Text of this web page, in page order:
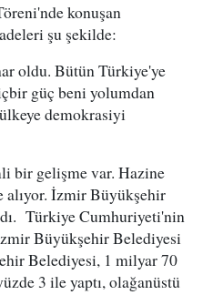
konuşan
şu şekilde:
oldu. Bütün Türkiye'ye
güç beni yolumdan
demokrasiyi
bir gelişme var. Hazine
alıyor. İzmir Büyükşehir
Türkiye Cumhuriyeti'nin
Büyükşehir Belediyesi
Belediyesi, 1 milyar 70
3 ile yaptı, olağanüstü